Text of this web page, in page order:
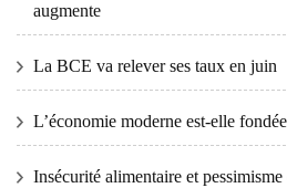
augmente
La BCE va relever ses taux en juin
L’économie moderne est-elle
Insécurité alimentaire et